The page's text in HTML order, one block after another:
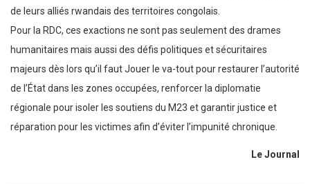
de leurs alliés rwandais des territoires congolais.
Pour la RDC, ces exactions ne sont pas seulement des drames
humanitaires mais aussi des défis politiques et sécuritaires
majeurs dès lors qu’il faut Jouer le va-tout pour restaurer l’autorité
de l’État dans les zones occupées, renforcer la diplomatie
régionale pour isoler les soutiens du M23 et garantir justice et
réparation pour les victimes afin d’éviter l’impunité chronique.
Le Journal